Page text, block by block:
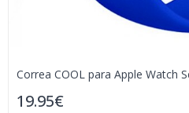
Correa COOL para Apple Watch
19.95€